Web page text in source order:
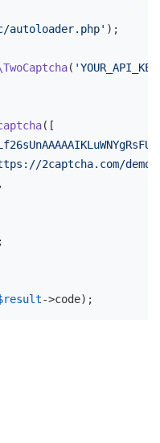
);
(
([
2captcha.com/
,
->code);